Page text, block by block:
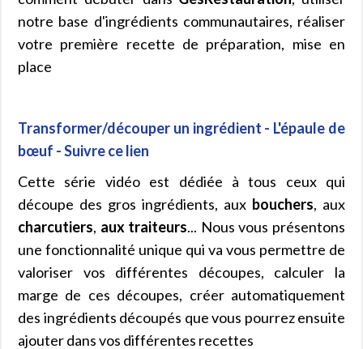
notre base d'ingrédients communautaires, réaliser
votre première recette de préparation, mise en
place
Transformer/découper un ingrédient - L'épaule de
bœuf - Suivre ce lien
Cette série vidéo est dédiée à tous ceux qui
découpe des gros ingrédients, aux bouchers, aux
charcutiers, aux traiteurs... Nous vous présentons
une fonctionnalité unique qui va vous permettre de
valoriser vos différentes découpes, calculer la
marge de ces découpes, créer automatiquement
des ingrédients découpés que vous pourrez ensuite
ajouter dans vos différentes recettes